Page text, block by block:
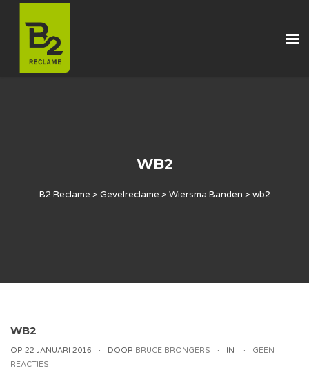
WB2
B2 Reclame > Gevelreclame > Wiersma Banden > wb2
WB2
OP 22 JANUARI 2016 DOOR BRUCE BRONGERS IN
GEEN
REACTIES